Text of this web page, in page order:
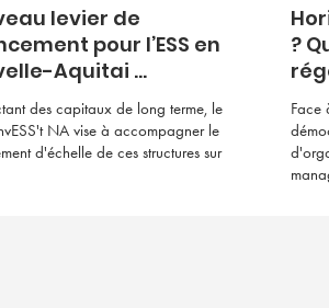
levier de
pour l’ESS en
Aquitai ...
des capitaux de long terme, le
NA vise à accompagner le
d'échelle de ces structures sur
?
Face